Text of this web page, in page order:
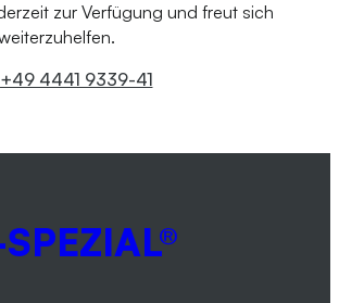
zur Verfügung und freut sich
+49 4441 9339-41